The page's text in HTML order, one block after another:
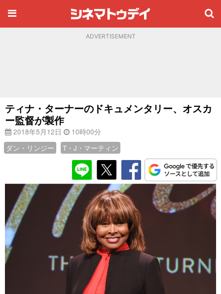
ADVERTISEMENT
ティナ・ターナーのドキュメンタリー、オスカ
ー監督が製作
2018年5月12日
10時00分
ダン・リンジー
T・J・マーティン